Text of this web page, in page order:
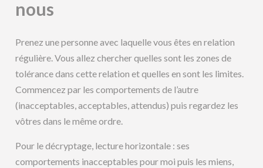
nous
Prenez une personne avec laquelle vous êtes en relation
régulière. Vous allez chercher quelles sont les zones de
tolérance dans cette relation et quelles en sont les limites.
Commencez par les comportements de l’autre
(inacceptables, acceptables, attendus) puis regardez les
vôtres dans le même ordre.
Pour le décryptage, lecture horizontale : ses
comportements inacceptables pour moi puis les miens,